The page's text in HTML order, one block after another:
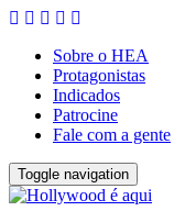
Sobre o HEA
Protagonistas
Indicados
Patrocine
Fale com a gente
Toggle navigation